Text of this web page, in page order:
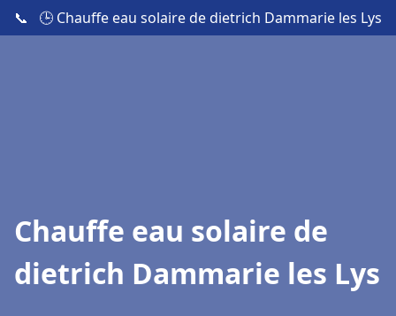
📞 🕒 Chauffe eau solaire de dietrich Dammarie les Lys
Chauffe eau solaire de
dietrich Dammarie les Lys